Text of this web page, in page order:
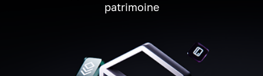
patrimoine